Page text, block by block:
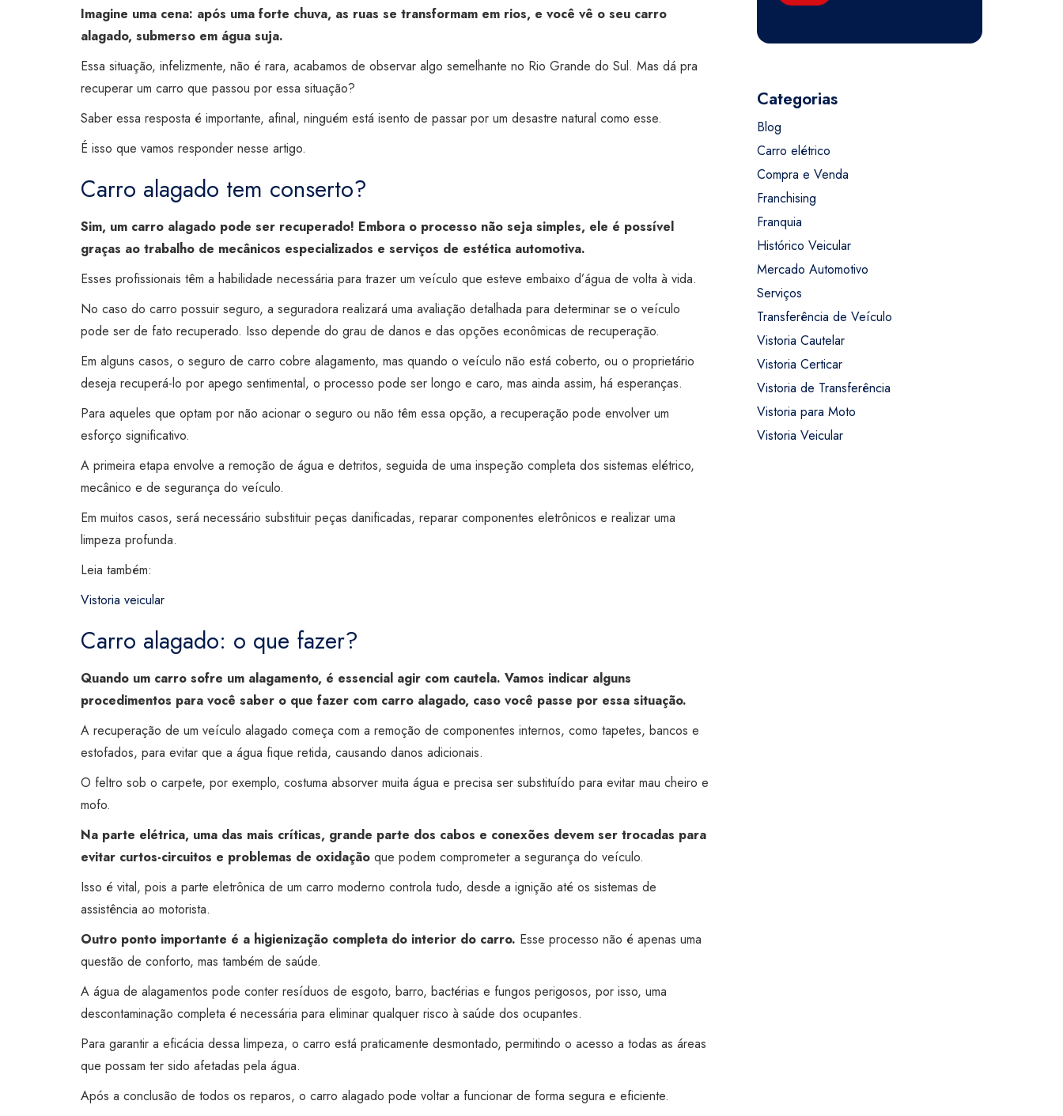
Imagine uma cena: após uma forte chuva, as ruas se transformam em rios, e você vê o seu carro
alagado, submerso em água suja.
Essa situação, infelizmente, não é rara, acabamos de observar algo semelhante no Rio Grande do Sul. Mas dá pra
recuperar um carro que passou por essa situação?
Saber essa resposta é importante, afinal, ninguém está isento de passar por um desastre natural como esse.
É isso que vamos responder nesse artigo.
Carro alagado tem conserto?
Sim, um carro alagado pode ser recuperado! Embora o processo não seja simples, ele é possível
graças ao trabalho de mecânicos especializados e serviços de estética automotiva.
Esses profissionais têm a habilidade necessária para trazer um veículo que esteve embaixo d’água de volta à vida.
No caso do carro possuir seguro, a seguradora realizará uma avaliação detalhada para determinar se o veículo
pode ser de fato recuperado. Isso depende do grau de danos e das opções econômicas de recuperação.
Em alguns casos, o seguro de carro cobre alagamento, mas quando o veículo não está coberto, ou o proprietário
deseja recuperá-lo por apego sentimental, o processo pode ser longo e caro, mas ainda assim, há esperanças.
Para aqueles que optam por não acionar o seguro ou não têm essa opção, a recuperação pode envolver um
esforço significativo.
A primeira etapa envolve a remoção de água e detritos, seguida de uma inspeção completa dos sistemas elétrico,
mecânico e de segurança do veículo.
Em muitos casos, será necessário substituir peças danificadas, reparar componentes eletrônicos e realizar uma
limpeza profunda.
Leia também:
Vistoria veicular
Carro alagado: o que fazer?
Quando um carro sofre um alagamento, é essencial agir com cautela. Vamos indicar alguns
procedimentos para você saber o que fazer com carro alagado, caso você passe por essa situação.
A recuperação de um veículo alagado começa com a remoção de componentes internos, como tapetes, bancos e
estofados, para evitar que a água fique retida, causando danos adicionais.
O feltro sob o carpete, por exemplo, costuma absorver muita água e precisa ser substituído para evitar mau cheiro e
mofo.
Na parte elétrica, uma das mais críticas, grande parte dos cabos e conexões devem ser trocadas para
evitar curtos-circuitos e problemas de oxidação que podem comprometer a segurança do veículo.
Isso é vital, pois a parte eletrônica de um carro moderno controla tudo, desde a ignição até os sistemas de
assistência ao motorista.
Outro ponto importante é a higienização completa do interior do carro. Esse processo não é apenas uma
questão de conforto, mas também de saúde.
A água de alagamentos pode conter resíduos de esgoto, barro, bactérias e fungos perigosos, por isso, uma
descontaminação completa é necessária para eliminar qualquer risco à saúde dos ocupantes.
Para garantir a eficácia dessa limpeza, o carro está praticamente desmontado, permitindo o acesso a todas as áreas
que possam ter sido afetadas pela água.
Após a conclusão de todos os reparos, o carro alagado pode voltar a funcionar de forma segura e eficiente.
Categorias
Blog
Carro elétrico
Compra e Venda
Franchising
Franquia
Histórico Veicular
Mercado Automotivo
Serviços
Transferência de Veículo
Vistoria Cautelar
Vistoria Certicar
Vistoria de Transferência
Vistoria para Moto
Vistoria Veicular